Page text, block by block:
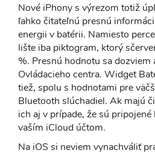
Nové iPhony s výrezom totiž
ľahko čitateľnú presnú
energii v batérii. Namiesto
lište iba piktogram, ktorý
%. Presnú hodnotu sa dozviem
Ovládacieho centra. Widget
tiež, spolu s hodnotami pre
Bluetooth slúchadiel. Ak majú
ich aj v prípade, že sú
vaším iCloud účtom.
Na iOS si neviem vynachváliť